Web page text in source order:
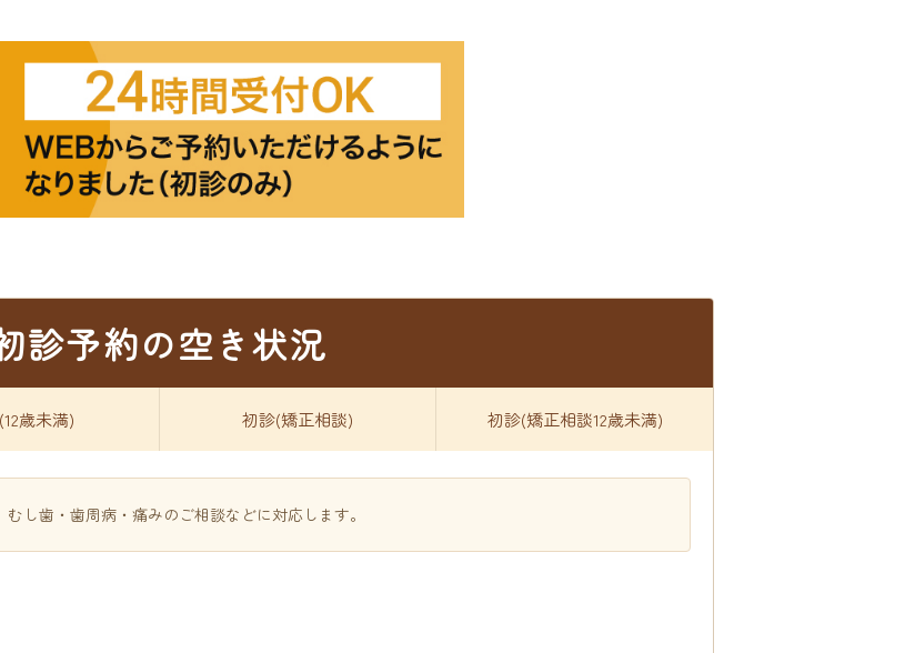
診予約の空き状況
歳未満) 初診(矯正相談) 初診(矯正相談12歳未満)
し歯・歯周病・痛みのご相談などに対応します。